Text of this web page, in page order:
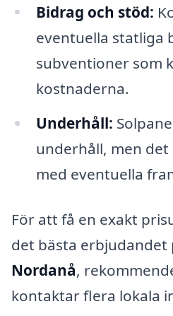
Bidrag och stöd:
eventuella statliga
subventioner som
kostnaderna.
Underhåll:
underhåll, men
med eventuella
För att få en exakt
det bästa erbjudandet
Nordanå,
kontaktar flera lokala